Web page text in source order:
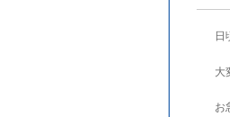
日
大
お